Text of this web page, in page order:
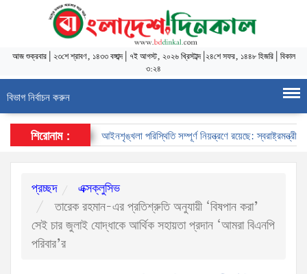
আজশুক্রবার| ২৩শে শ্রাবণ, ১৪৩৩ বঙ্গাব্দ| ৭ই আগস্ট, ২০২৬ খ্রিস্টাব্দ| ২৪শে সফর, ১৪৪৮ হিজরি| বিকাল
৩:২৪
বিভাগ নির্বাচন করুন
শিরোনাম : আইনশৃঙ্খলা পরিস্থিতি সম্পূর্ণ নিয়ন্ত্রণে রয়েছে: স্বরাষ্ট্রমন্ত্রী
প্রচ্ছদ
এক্সক্লুসিভ
তারেক রহমান-এর প্রতিশ্রুতি অনুযায়ী ‘বিষপান করা’
সেই চার জুলাই যোদ্ধাকে আর্থিক সহায়তা প্রদান ‘আমরা বিএনপি
পরিবার’র